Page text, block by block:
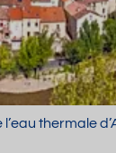
l’eau thermale